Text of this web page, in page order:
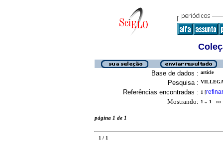
Base de dados : article
Pesquisa :
Referências encontradas : 1 [refinar
Mostrando: 1 .. 1 no
página 1 de 1
1 / 1